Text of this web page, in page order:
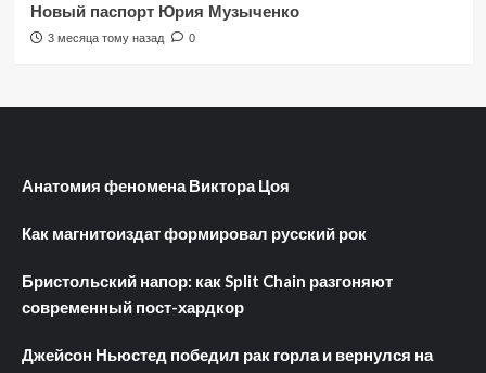
Новый паспорт Юрия Музыченко
3 месяца тому назад 0
Анатомия феномена Виктора Цоя
Как магнитоиздат формировал русский рок
Бристольский напор: как Split Chain разгоняют
современный пост-хардкор
Джейсон Ньюстед победил рак горла и вернулся на